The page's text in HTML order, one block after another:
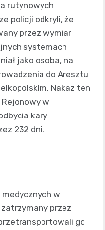
rutynowych
policji odkryli, że
przez wymiar
systemach
jako osoba, na
do Aresztu
Nakaz ten
Rejonowy w
kary
232 dni.
medycznych w
przez
go